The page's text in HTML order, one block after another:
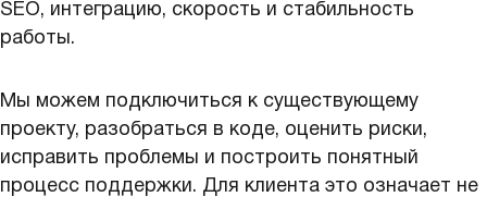
SEO, интеграцию, скорость и стабильность
работы.
Мы можем подключиться к существующему
проекту, разобраться в коде, оценить риски,
исправить проблемы и построить понятный
процесс поддержки. Для клиента это означает не